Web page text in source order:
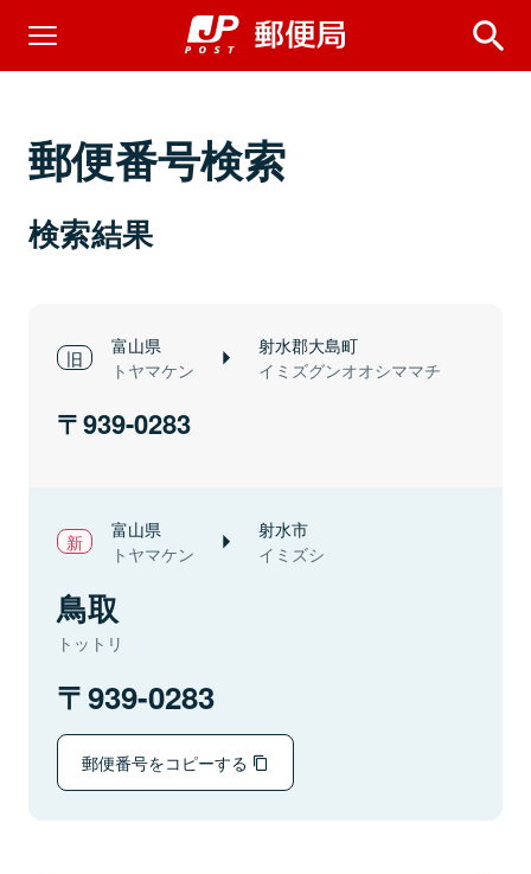
郵便番号検索
検索結果
富山県
トヤマケン
射水郡大島町
イミズグンオオシママチ
939-0283
富山県
トヤマケン
射水市
イミズシ
鳥取
トットリ
939-0283
郵便番号をコピーする